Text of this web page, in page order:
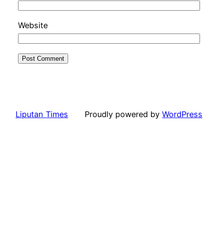
Website
Liputan Times Proudly powered by WordPress